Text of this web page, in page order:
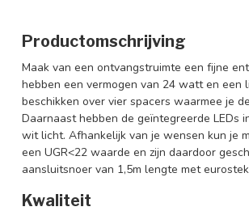
Productomschrijving
Maak van een ontvangstruimte een fijne
hebben een vermogen van 24 watt en een
beschikken over vier spacers waarmee je
Daarnaast hebben de geïntegreerde LEDs
wit licht. Afhankelijk van je wensen kun je
een UGR<22 waarde en zijn daardoor
aansluitsnoer van 1,5m lengte met
Kwaliteit